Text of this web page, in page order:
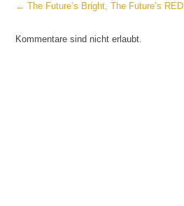
← The Future’s Bright, The Future’s RED
Kommentare sind nicht erlaubt.